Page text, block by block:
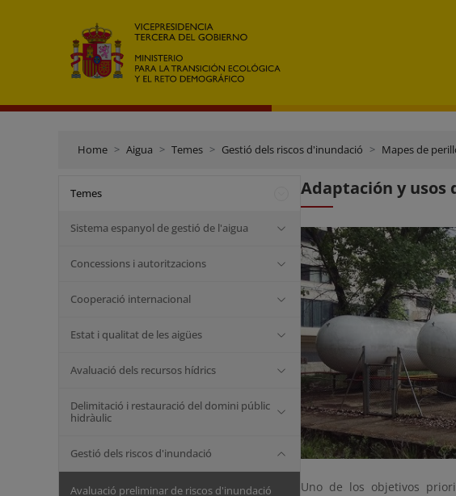
Home Aigua Temes Gestió dels riscos d'inundació Mapes de
Temes
Sistema espanyol de gestió de l'aigua
Concessions i autoritzacions
Cooperació internacional
Estat i qualitat de les aigües
Avaluació dels recursos hídrics
Delimitació i restauració del domini públic
hidràulic
Gestió dels riscos d'inundació
Avaluació preliminar de riscos d'inundació
Adaptación y usos
Uno de los objetivos